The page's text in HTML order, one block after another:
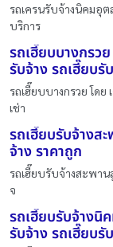
รถเครนรับจ้างนิคมอุต
บริการ
รถเฮี๊ยบบางกรว
รับจ้าง รถเฮี๊ยบรั
รถเฮี๊ยบบางกรวย โดย
เช่า
รถเฮี๊ยบรับจ้างส
จ้าง ราคาถูก
รถเฮี๊ยบรับจ้างสะพาน
จ
รถเฮี๊ยบรับจ้างนิ
รับจ้าง รถเฮี๊ยบรั